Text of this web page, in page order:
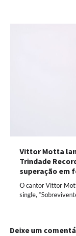
Vittor Motta
Trindade
superação em
O cantor Vittor
single,
Deixe um